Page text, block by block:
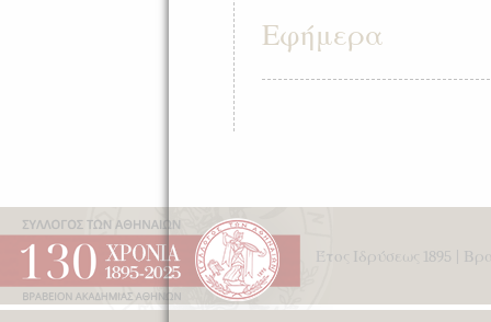
Εφήμερα
Έτος Ιδρύσεως 1895 |